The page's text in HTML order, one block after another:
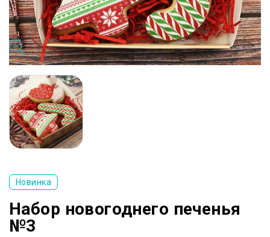
Новинка
Набор новогоднего печенья
№3